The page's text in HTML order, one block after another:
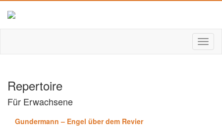
Repertoire
Für Erwachsene
Gundermann – Engel über dem Revier